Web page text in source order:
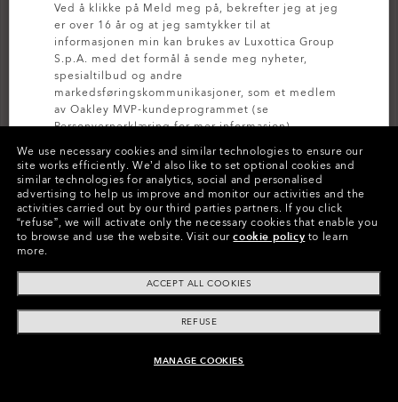
E-postadresse
Bekreft e-postadresse
Fødselsdato
We use necessary cookies and similar technologies to ensure our
site works efficiently. We’d also like to set optional cookies and
similar technologies for analytics, social and personalised
advertising to help us improve and monitor our activities and the
activities carried out by our third parties partners. If you click
“refuse”, we will activate only the necessary cookies that enable you
to browse and use the website. Visit ourcookie policy to learn
more.
ACCEPT ALL COOKIES
REFUSE
MANAGE COOKIES
Ved å klikke på Meld meg på, bekrefter jeg at jeg
er over 16 år og at jeg samtykker til at
informasjonen min kan brukes av Luxottica Group
S.p.A. med det formål å sende meg nyheter,
spesialtilbud og andre
markedsføringskommunikasjoner, som et medlem
av Oakley MVP-kundeprogrammet (se
Personvernerklæringfor mer informasjon).
MELD DEG PÅ